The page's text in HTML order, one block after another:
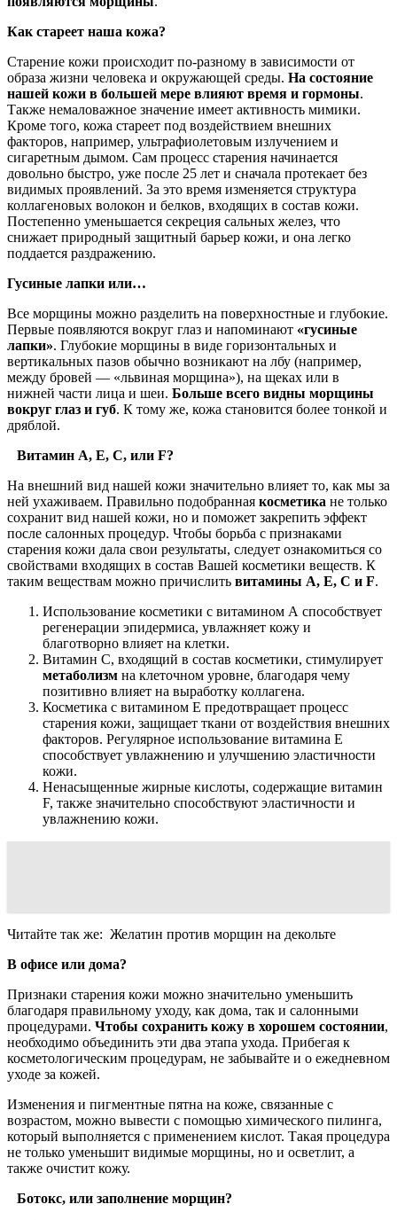
Как стареет наша кожа?
Старение кожи происходит по-разному в зависимости от
образа жизни человека и окружающей среды. На состояние
нашей кожи в большей мере влияют время и гормоны.
Также немаловажное значение имеет активность мимики.
Кроме того, кожа стареет под воздействием внешних
факторов, например, ультрафиолетовым излучением и
сигаретным дымом. Сам процесс старения начинается
довольно быстро, уже после 25 лет и сначала протекает без
видимых проявлений. За это время изменяется структура
коллагеновых волокон и белков, входящих в состав кожи.
Постепенно уменьшается секреция сальных желез, что
снижает природный защитный барьер кожи, и она легко
поддается раздражению.
Гусиные лапки или…
Все морщины можно разделить на поверхностные и глубокие.
Первые появляются вокруг глаз и напоминают «гусиные
лапки». Глубокие морщины в виде горизонтальных и
вертикальных пазов обычно возникают на лбу (например,
между бровей — «львиная морщина»), на щеках или в
нижней части лица и шеи. Больше всего видны морщины
вокруг глаз и губ. К тому же, кожа становится более тонкой и
дряблой.
Витамин А, Е, С, или F?
На внешний вид нашей кожи значительно влияет то, как мы за
ней ухаживаем. Правильно подобранная косметика не только
сохранит вид нашей кожи, но и поможет закрепить эффект
после салонных процедур. Чтобы борьба с признаками
старения кожи дала свои результаты, следует ознакомиться со
свойствами входящих в состав Вашей косметики веществ. К
таким веществам можно причислить витамины А, Е, С и F.
Использование косметики с витамином А способствует
регенерации эпидермиса, увлажняет кожу и
благотворно влияет на клетки.
Витамин С, входящий в состав косметики, стимулирует
метаболизм на клеточном уровне, благодаря чему
позитивно влияет на выработку коллагена.
Косметика с витамином Е предотвращает процесс
старения кожи, защищает ткани от воздействия внешних
факторов. Регулярное использование витамина Е
способствует увлажнению и улучшению эластичности
кожи.
Ненасыщенные жирные кислоты, содержащие витамин
F, также значительно способствуют эластичности и
увлажнению кожи.
Читайте так же: Желатин против морщин на декольте
В офисе или дома?
Признаки старения кожи можно значительно уменьшить
благодаря правильному уходу, как дома, так и салонными
процедурами. Чтобы сохранить кожу в хорошем состоянии,
необходимо объединить эти два этапа ухода. Прибегая к
косметологическим процедурам, не забывайте и о ежедневном
уходе за кожей.
Изменения и пигментные пятна на коже, связанные с
возрастом, можно вывести с помощью химического пилинга,
который выполняется с применением кислот. Такая процедура
не только уменьшит видимые морщины, но и осветлит, а
также очистит кожу.
Ботокс, или заполнение морщин?